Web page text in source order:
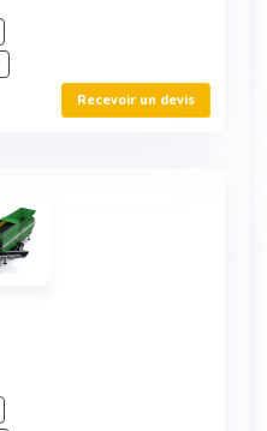
Recevoir un devis